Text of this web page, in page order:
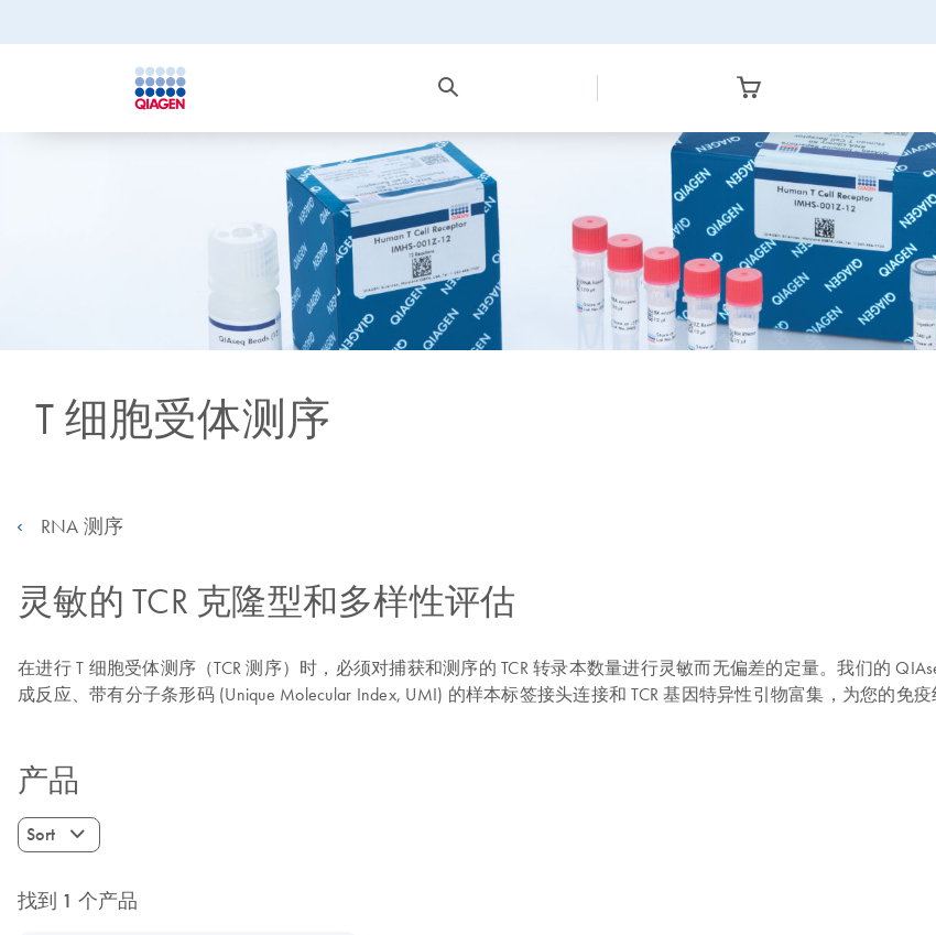
T 细胞受体测序
RNA 测序
灵敏的 TCR 克隆型和多样性评估
在进行 T 细胞受体测序（TCR 测序）时，必须对捕获和测序的 TCR 转录本数量进行灵敏而无偏差的定量。我们的
成反应、带有分子条形码 (Unique Molecular Index, UMI) 的样本标签接头连接和 TCR 基因特异性引物富集，为您的免
产品
Sort
找到 1 个产品